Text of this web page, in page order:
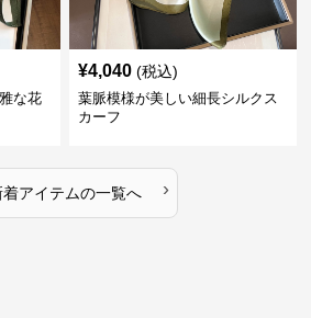
な花
¥4,040 (税込)
葉脈模様が美しい細長シルクス
カーフ
着アイテムの一覧へ ›